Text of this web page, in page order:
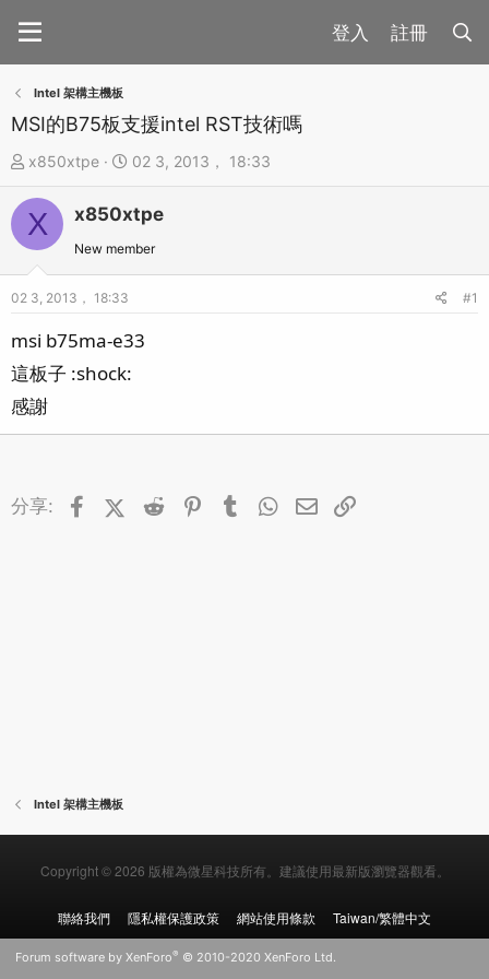
註冊
Intel 架構主機板
MSI的B75板支援intel RST技術嗎
主
題
發
人
x850xtpe
開
始
時
間
02 3, 2013， 18:33
X x850xtpe
New member
02 3, 2013， 18:33 #1
msi b75ma-e33
這板子 :shock:
感謝
分享: FacebookX (Twitter)
Reddit PinterestTumblrWhatsApp
郵件
Intel 架構主機板
Copyright © 2026 版權為微星科技所有。建議使用最新版瀏覽器觀看。
聯絡我們 隱私權保護政策 網站使用條款 Taiwan/繁體中文
Forum software by XenForo® © 2010-2020 XenForo Ltd.